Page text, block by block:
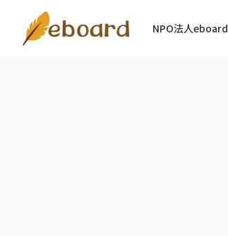
NPO法人eboard